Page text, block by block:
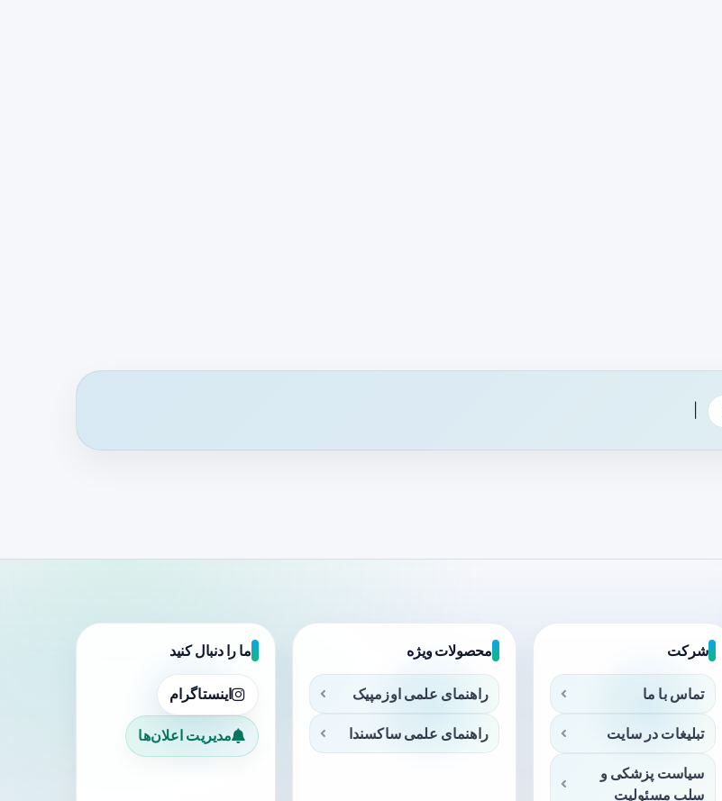
شرکت
تماس با ما
تبلیغات در سایت
سیاست پزشکی و
سلب مسئولیت
محصولات ویژه
راهنمای علمی اوزمپیک
راهنمای علمی ساکسندا
ما را دنبال کنید
اینستاگرام
مدیریت اعلان‌ها